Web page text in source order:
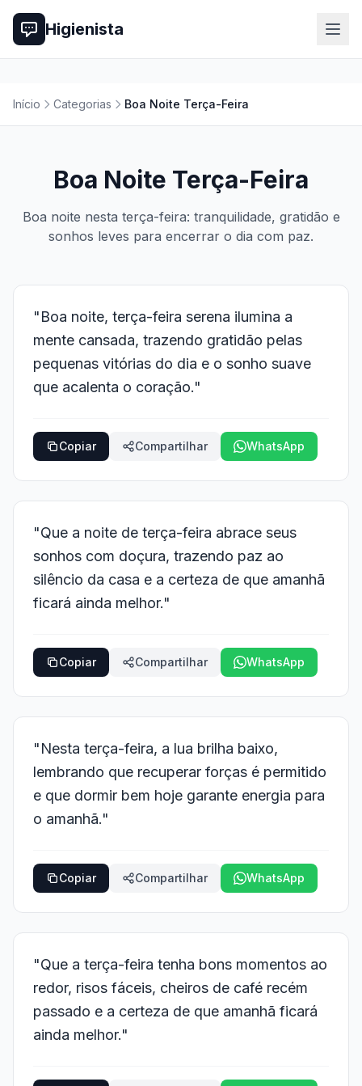
Higienista
Início Categorias Boa Noite Terça-Feira
Boa Noite Terça-Feira
Boa noite nesta terça-feira: tranquilidade, gratidão e
sonhos leves para encerrar o dia com paz.
"Boa noite, terça-feira serena ilumina a
mente cansada, trazendo gratidão pelas
pequenas vitórias do dia e o sonho suave
que acalenta o coração."
Copiar Compartilhar WhatsApp
"Que a noite de terça-feira abrace seus
sonhos com doçura, trazendo paz ao
silêncio da casa e a certeza de que amanhã
ficará ainda melhor."
Copiar Compartilhar WhatsApp
"Nesta terça-feira, a lua brilha baixo,
lembrando que recuperar forças é permitido
e que dormir bem hoje garante energia para
o amanhã."
Copiar Compartilhar WhatsApp
"Que a terça-feira tenha bons momentos ao
redor, risos fáceis, cheiros de café recém
passado e a certeza de que amanhã ficará
ainda melhor."